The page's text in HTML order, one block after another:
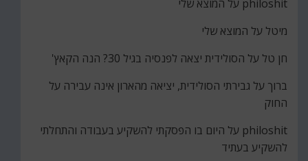
philoshit על המוצא שלי
מיטל על המוצא שלי
חן טל על הסולידית יצאה לפנסיה בגיל 30? הנה הקאץ'
ברוך על גבירתי הסולידית, יציאה מהארון אינה עבירה על
החוק
philoshit על היום בו הפסקתי להשקיע בעבודה והתחלתי
להשקיע בעתיד